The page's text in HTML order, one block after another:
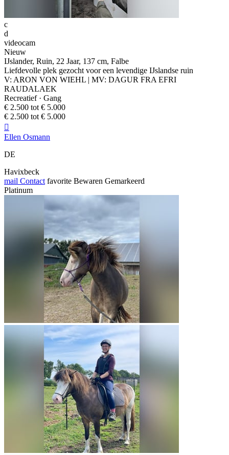
c
d
videocam
Nieuw
IJslander, Ruin, 22 Jaar, 137 cm, Falbe
Liefdevolle plek gezocht voor een levendige IJslandse ruin
V: ARON VON WIEHL | MV: DAGUR FRA EFRI
RAUDALAEK
Recreatief · Gang
€ 2.500 tot € 5.000
€ 2.500 tot € 5.000

Ellen Osmann
DE
Havixbeck
mail Contact favorite Bewaren Gemarkeerd
Platinum